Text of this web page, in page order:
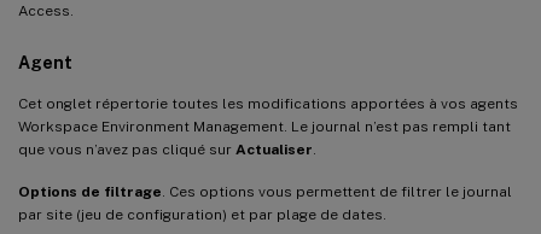
Access.
Agent
Cet onglet répertorie toutes les modifications apportées à vos agents
Workspace Environment Management. Le journal n’est pas rempli tant
que vous n’avez pas cliqué sur Actualiser
Options de filtrage . Ces options vous permettent de filtrer le journal
par site (jeu de configuration) et par plage de dates.